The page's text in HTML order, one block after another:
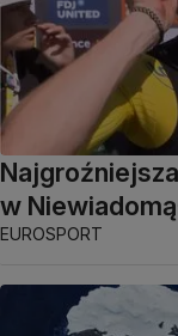
w
EUROSPORT